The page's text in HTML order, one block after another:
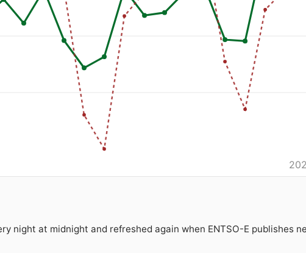
night at midnight and refreshed again when ENTSO-E publishes